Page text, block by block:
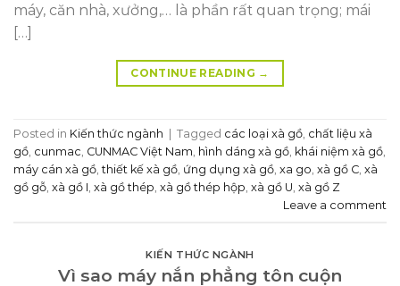
máy, căn nhà, xưởng,… là phần rất quan trọng; mái
[…]
CONTINUE READING →
Posted in Kiến thức ngành Tagged các loại xà gồ chất liệu xà
gồ cunmac CUNMAC Việt Nam hình dáng xà gồ khái niệm xà gồ
máy cán xà gồ ,thiết kế xà gồ ứng dụng xà gồ xa go xà gồ C xà
gồ gỗ xà gồ I xà gồ thép xà gồ thép hộp xà gồ U xà gồ Z
Leave a comment
KIẾN THỨC NGÀNH
Vì sao máy nắn phẳng tôn cuộn